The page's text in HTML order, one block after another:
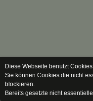
Diese Webseite benutzt
Sie können Cookies die nicht
blockieren.
Bereits gesetzte nicht